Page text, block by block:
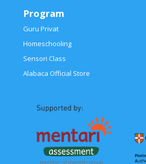
Program
Guru Privat
Homeschooling
Sensori Class
Alabaca Official Store